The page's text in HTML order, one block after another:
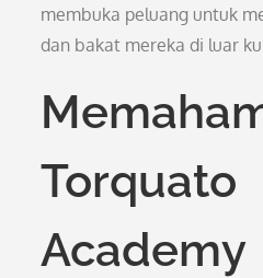
membuka peluang untuk
dan bakat mereka di luar
Torquato
Academy